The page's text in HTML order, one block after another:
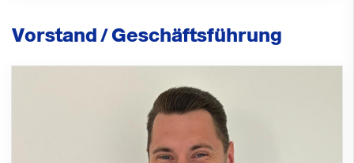
Vorstand / Geschäftsführung